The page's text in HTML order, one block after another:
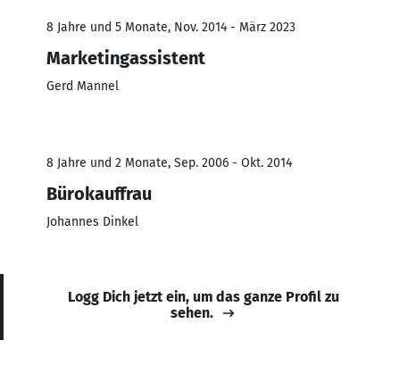
8 Jahre und 5 Monate, Nov. 2014 - März 2023
Marketingassistent
Gerd Mannel
8 Jahre und 2 Monate, Sep. 2006 - Okt. 2014
Bürokauffrau
Johannes Dinkel
Logg Dich jetzt ein, um das ganze Profil zu
sehen.